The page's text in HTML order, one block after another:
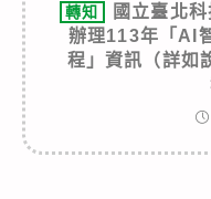
轉知
國立臺北
辦理113年「AI
程」資訊（詳如